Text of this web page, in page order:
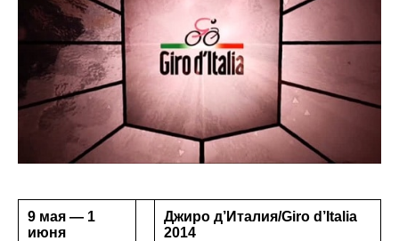
9 мая — 1
июня
Джиро д’Италия/Giro d’Italia
2014